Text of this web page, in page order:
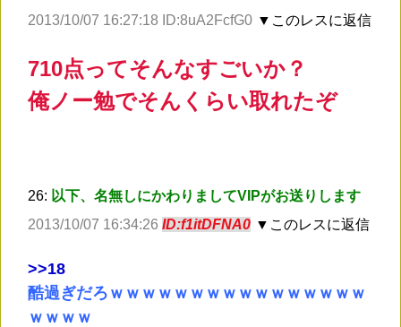
2013/10/07 16:27:18 ID:8uA2FcfG0 ▼このレスに返信
710点ってそんなすごいか？
俺ノー勉でそんくらい取れたぞ
26: 以下、名無しにかわりましてVIPがお送りします
2013/10/07 16:34:26 ID:f1itDFNA0 ▼このレスに返信
>>18
酷過ぎだろｗｗｗｗｗｗｗｗｗｗｗｗｗｗｗｗ
ｗｗｗｗ